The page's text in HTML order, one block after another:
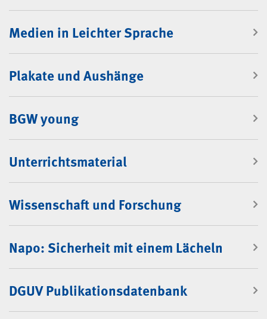
Medien in Leichter Sprache
Plakate und Aushänge
BGW young
Unterrichtsmaterial
Wissenschaft und Forschung
Napo: Sicherheit mit einem Lächeln
DGUV Publikationsdatenbank